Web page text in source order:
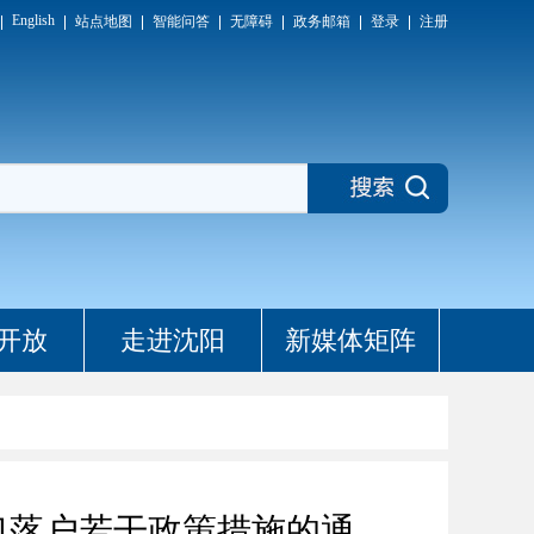
English 站点地图 智能问答 无障碍 政务邮箱 登录 注册
放 走进沈阳 新媒体矩阵